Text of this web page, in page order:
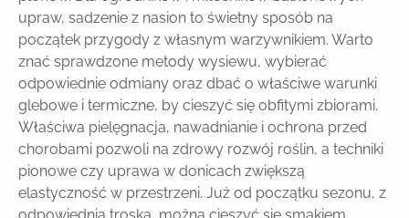
upraw, sadzenie z nasion to świetny sposób na
początek przygody z własnym warzywnikiem. Warto
znać sprawdzone metody wysiewu, wybierać
odpowiednie odmiany oraz dbać o właściwe warunki
glebowe i termiczne, by cieszyć się obfitymi zbiorami.
Właściwa pielęgnacja, nawadnianie i ochrona przed
chorobami pozwoli na zdrowy rozwój roślin, a techniki
pionowe czy uprawa w donicach zwiększą
elastyczność w przestrzeni. Już od początku sezonu, z
odpowiednią troską, można cieszyć się smakiem